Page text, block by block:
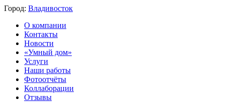
Город: Владивосток
О компании
Контакты
Новости
«Умный дом»
Услуги
Наши работы
Фотоотчёты
Коллаборации
Отзывы